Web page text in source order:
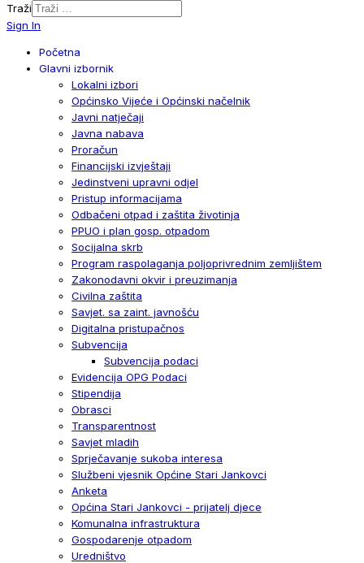
Traži
Sign In
Početna
Glavni izbornik
Lokalni izbori
Općinsko Vijeće i Općinski načelnik
Javni natječaji
Javna nabava
Proračun
Financijski izvještaji
Jedinstveni upravni odjel
Pristup informacijama
Odbačeni otpad i zaštita životinja
PPUO i plan gosp. otpadom
Socijalna skrb
Program raspolaganja poljoprivrednim zemljištem
Zakonodavni okvir i preuzimanja
Civilna zaštita
Savjet. sa zaint. javnošću
Digitalna pristupačnos
Subvencija
Subvencija podaci
Evidencija OPG Podaci
Stipendija
Obrasci
Transparentnost
Savjet mladih
Sprječavanje sukoba interesa
Službeni vjesnik Općine Stari Jankovci
Anketa
Općina Stari Jankovci - prijatelj djece
Komunalna infrastruktura
Gospodarenje otpadom
Uredništvo